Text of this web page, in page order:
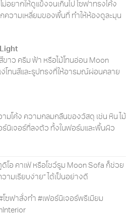
ยากให้ดูแข็งจนเกินไป โซฟาทรงโค้ง
ความเหลี่ยมของพื้นที่ ทำให้ห้องดูละมุน
าว ครีม ฟ้า หรือไม้โทนอ่อน Moon
ง่โทนสีและรูปทรงที่ให้อารมณ์ผ่อนคลาย
มโค้ง ความกลมกลืนของวัสดุ เช่น หิน ไม้
ร์นิเจอร์ที่ลงตัว ทั้งในฟอร์มและพื้นผิว
อ คาเฟ่ หรือโชว์รูม Moon Sofa ก็ช่วย
ามเรียบง่าย” ได้เป็นอย่างดี
ซฟาสั่งทำ #เฟอร์นิเจอร์พรีเมียม